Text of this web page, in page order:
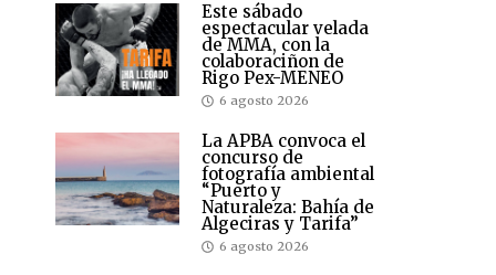
Este sábado
espectacular velada
de MMA, con la
colaboraciñon de
Rigo Pex-MENEO
6 agosto 2026
La APBA convoca el
concurso de
fotografía ambiental
“Puerto y
Naturaleza: Bahía de
Algeciras y Tarifa”
6 agosto 2026